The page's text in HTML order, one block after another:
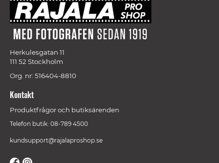
Herkulesgatan 11
111 52 Stockholm
Org. nr: 516404-8810
Kontakt
Produktfrågor och butiksärenden
Telefon butik: 08-789 4500
kundsupport@rajalaproshop.se